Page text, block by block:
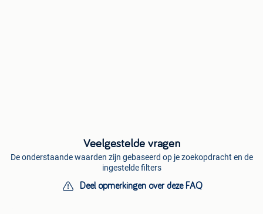
Veelgestelde vragen
De onderstaande waarden zijn gebaseerd op je zoekopdracht en de
ingestelde filters
Deel opmerkingen over deze FAQ